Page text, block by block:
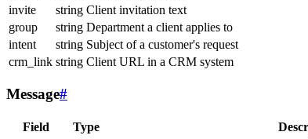
invite
string Client invitation text
group
string Department a client applies to
intent
string Subject of a customer's request
crm_link string Client URL in a CRM system
Message#
Field Type